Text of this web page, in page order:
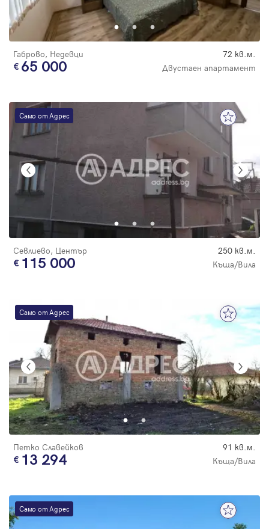
Габрово, Недевци 72 кв.м.
65 000 Двустаен апартамент
Само от Адрес
Севлиево, Център 250 кв.м.
115 000 Къща/Вила
Само от Адрес
Петко Славейков 91 кв.м.
13 294 Къща/Вила
Само от Адрес
Парола